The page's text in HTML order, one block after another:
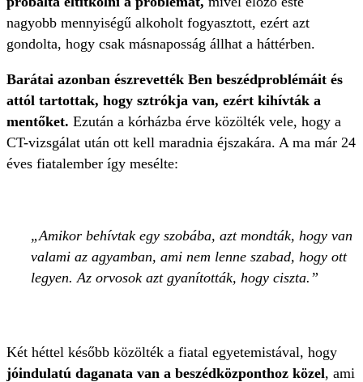
nagyobb mennyiségű alkoholt fogyasztott, ezért azt
gondolta, hogy csak másnaposság állhat a háttérben.
Barátai azonban észrevették Ben beszédproblémáit és
attól tartottak, hogy sztrókja van, ezért kihívták a
mentőket. Ezután a kórházba érve közölték vele, hogy a
CT-vizsgálat után ott kell maradnia éjszakára. A ma már 24
éves fiatalember így mesélte:
Amikor behívtak egy szobába, azt mondták, hogy van
valami az agyamban, ami nem lenne szabad, hogy ott
legyen. Az orvosok azt gyanították, hogy ciszta.
Két héttel később közölték a fiatal egyetemistával, hogy
jóindulatú daganata van a beszédközponthoz közel, ami